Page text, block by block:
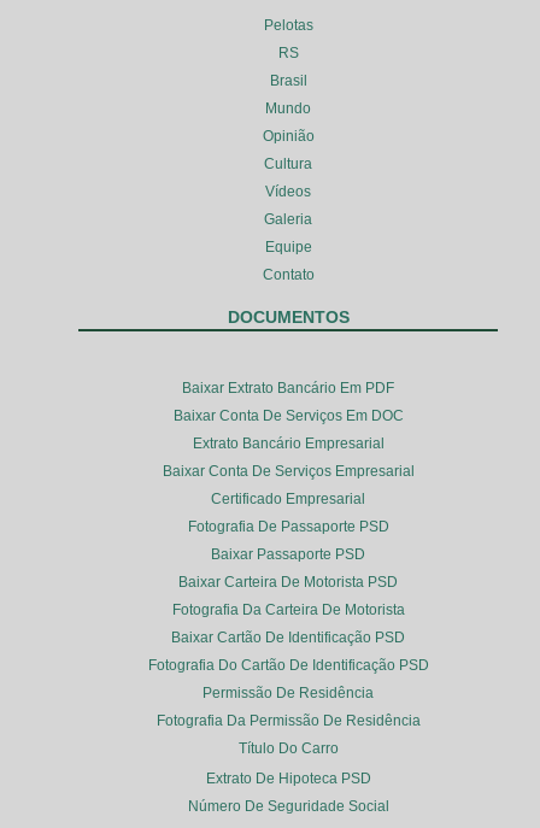
Pelotas
RS
Brasil
Mundo
Opinião
Cultura
Vídeos
Galeria
Equipe
Contato
DOCUMENTOS
Baixar Extrato Bancário Em PDF
Baixar Conta De Serviços Em DOC
Extrato Bancário Empresarial
Baixar Conta De Serviços Empresarial
Certificado Empresarial
Fotografia De Passaporte PSD
Baixar Passaporte PSD
Baixar Carteira De Motorista PSD
Fotografia Da Carteira De Motorista
Baixar Cartão De Identificação PSD
Fotografia Do Cartão De Identificação PSD
Permissão De Residência
Fotografia Da Permissão De Residência
Título Do Carro
Extrato De Hipoteca PSD
Número De Seguridade Social